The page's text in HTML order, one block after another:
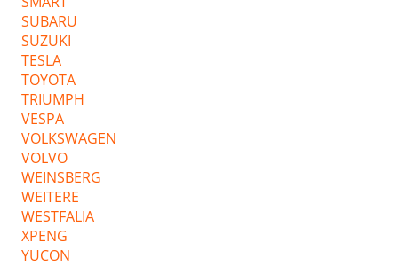
SUBARU
SUZUKI
TESLA
TOYOTA
TRIUMPH
VESPA
VOLKSWAGEN
VOLVO
WEINSBERG
WEITERE
WESTFALIA
XPENG
YUCON